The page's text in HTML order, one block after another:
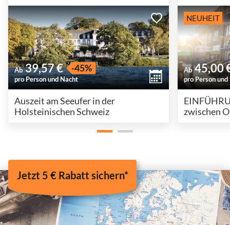
Ab 39,57 € -45%
pro Person und Nacht
Auszeit am Seeufer in der
Holsteinischen Schweiz
NEUHEIT
Ab 45,00
pro Person
zwischen
Jetzt 5 € Rabatt sichern*